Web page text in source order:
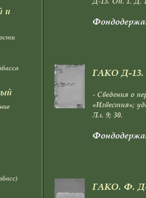
и
ГАКО Д-13.
- Сведения о
«Известия»;
Лл. 9; 30.
ГАКО. Ф. Д-